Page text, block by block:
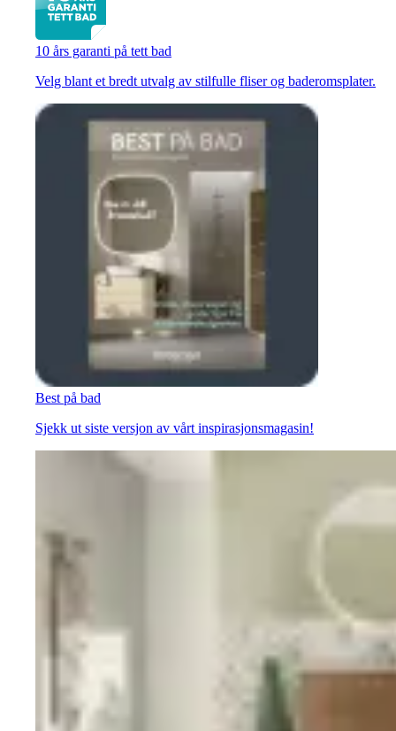
10 års garanti på tett bad
Velg blant et bredt utvalg av stilfulle fliser og baderomsplater.
Best på bad
Sjekk ut siste versjon av vårt inspirasjonsmagasin!